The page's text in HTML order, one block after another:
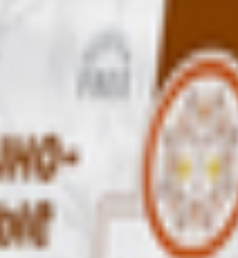
Хлебцы-мини гречишно-
« NutVill»
на основе семян льна и